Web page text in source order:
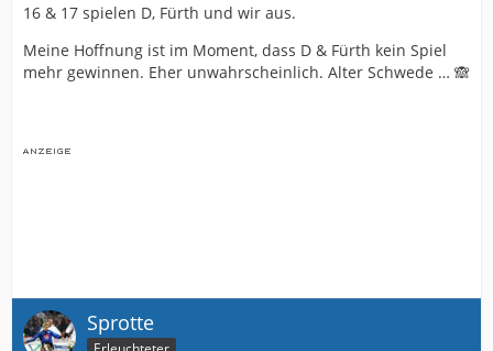
16 & 17 spielen D, Fürth und wir aus.
Meine Hoffnung ist im Moment, dass D & Fürth kein Spiel
mehr gewinnen. Eher unwahrscheinlich. Alter Schwede … 🙈
Sprotte